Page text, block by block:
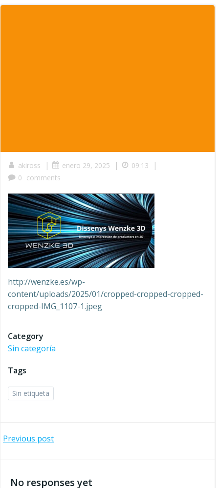
akiross | enero 29, 2025 | 09:13 |
0 comments
http://wenzke.es/wp-
content/uploads/2025/01/cropped-cropped-cropped-
cropped-IMG_1107-1.jpeg
Category
Sin categoría
Tags
Sin etiqueta
Navegación
Previous post
No responses yet